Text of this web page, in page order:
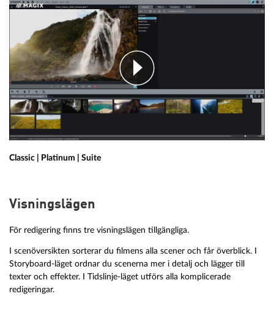
Classic | Platinum | Suite
Visningslägen
För redigering finns tre visningslägen tillgängliga.
I scenöversikten sorterar du filmens alla scener och får överblick. I
Storyboard-läget ordnar du scenerna mer i detalj och lägger till
texter och effekter. I Tidslinje-läget utförs alla komplicerade
redigeringar.